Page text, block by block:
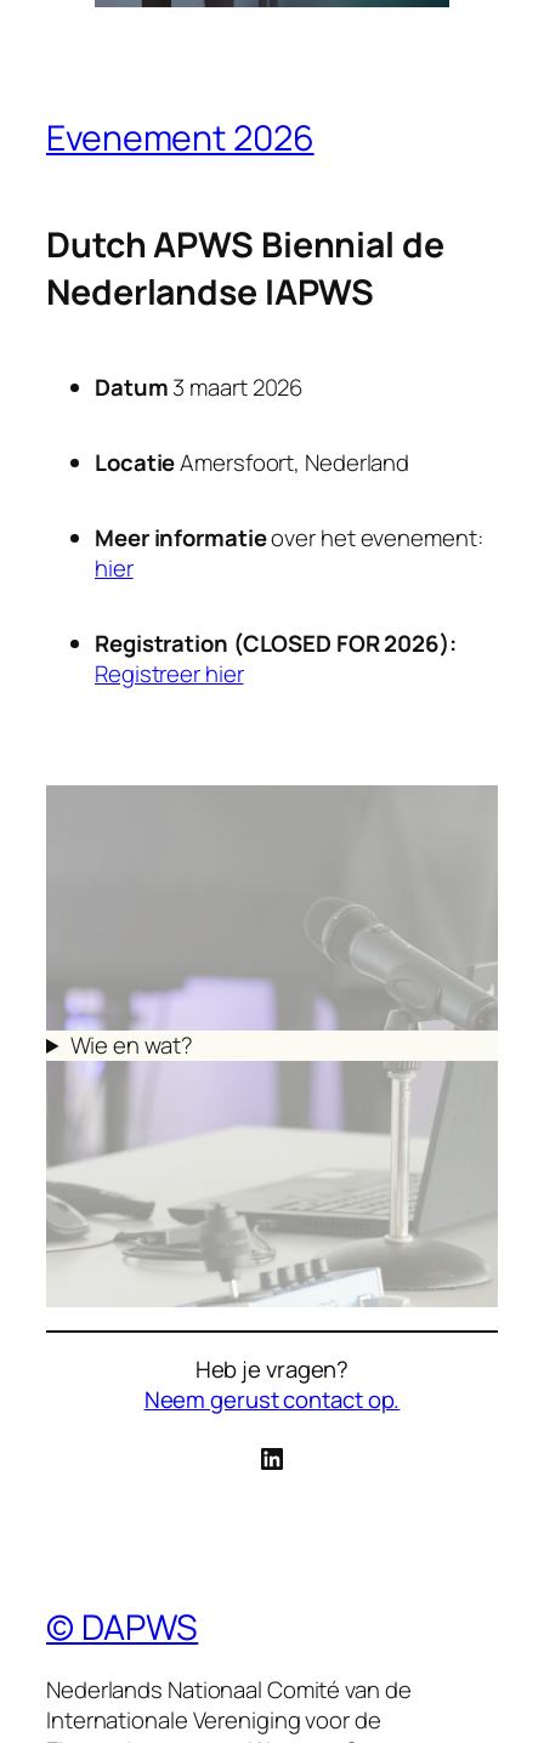
Evenement 2026
Dutch APWS Biennial de
Nederlandse IAPWS
Datum3 maart 2026
LocatieAmersfoort, Nederland
Meer informatieover het evenement:
hier
Registration (CLOSED FOR 2026):
Registreer hier
Wie en wat?
Heb je vragen?
Neem gerust contact op.
LinkedIn
© DAPWS
Nederlands Nationaal Comité van de
Internationale Vereniging voor de